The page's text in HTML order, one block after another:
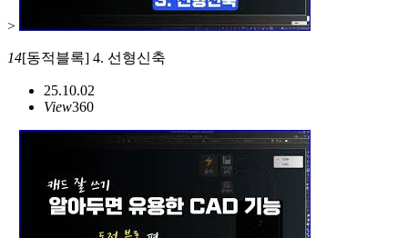
>
14[동적블록] 4. 선형신축
25.10.02
View360